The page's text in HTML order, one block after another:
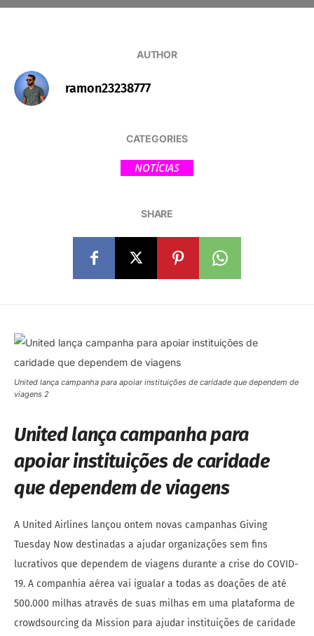
AUTHOR
ramon23238777
CATEGORIES
NOTÍCIAS
SHARE
United lança campanha para apoiar instituições de caridade que dependem de
viagens 2
United lança campanha para
apoiar instituições de caridade
que dependem de viagens
A United Airlines lançou ontem novas campanhas Giving
Tuesday Now destinadas a ajudar organizações sem fins
lucrativos que dependem de viagens durante a crise do COVID-
19. A companhia aérea vai igualar a todas as doações de até
500.000 milhas através de suas milhas em uma plataforma de
crowdsourcing da Mission para ajudar instituições de caridade